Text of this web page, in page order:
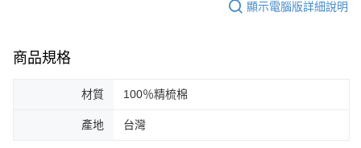
顯示電腦版詳細說明
商品規格
材質 100％精梳棉
產地 台灣